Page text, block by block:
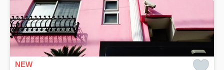
NEW